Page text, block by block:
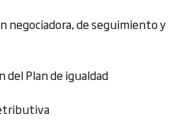
negociadora, de seguimiento y
del Plan de igualdad